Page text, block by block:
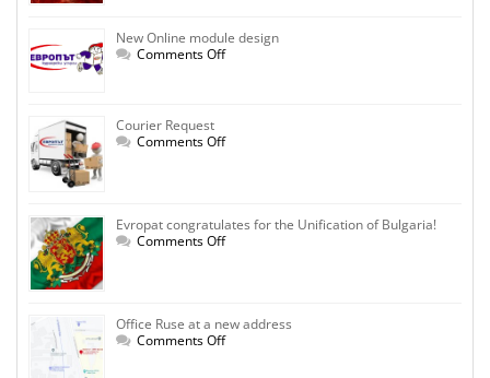
New Online module design
Comments Offon
Courier Request
Comments Offon
Evropat congratulates for the Unification of Bulgaria!
Comments Offon
of
Bulgaria!
Office Ruse at a new address
Comments Offon